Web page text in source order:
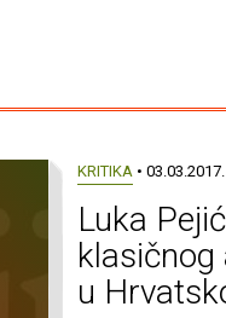
KRITIKA • 03.03.2017.
Luka
u